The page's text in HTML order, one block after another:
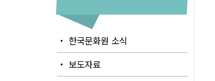
・ 한국문화원 소식
・ 보도자료